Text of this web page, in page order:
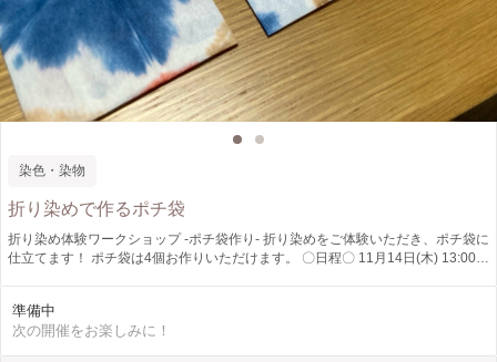
染色・染物
折り染めで作るポチ袋
折り染め体験ワークショップ -ポチ袋作り- 折り染めをご体験いただき、ポチ袋に
仕立てます！ ポチ袋は4個お作りいただけます。 〇日程〇 11月14日(木) 13:00〜
子様 障害をお持ちで生活されている方、ご本人、お子様 該当される方へお気持
ちではありますが作品ご購入時、ワークショップ参加費を少しでもたくさんの方
準備中
次の開催をお楽しみに！